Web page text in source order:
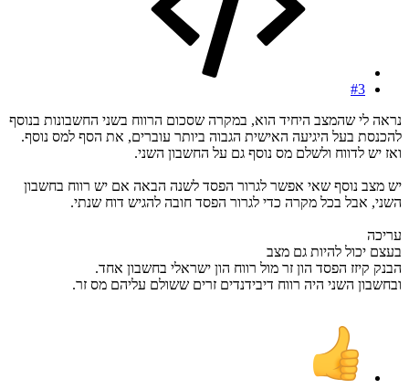
#3
נראה לי שהמצב היחיד הוא, במקרה שסכום הרווח בשני החשבונות בנוסף
להכנסת בעל היגיעה האישית הגבוה ביותר עוברים, את הסף למס נוסף.
ואז יש לדווח ולשלם מס נוסף גם על החשבון השני.
יש מצב נוסף שאי אפשר לגרור הפסד לשנה הבאה אם יש רווח בחשבון
השני, אבל בכל מקרה כדי לגרור הפסד חובה להגיש דוח שנתי.
עריכה
בעצם יכול להיות גם מצב
הבנק קיזז הפסד הון זר מול רווח הון ישראלי בחשבון אחד.
ובחשבון השני היה רווח דיבידנדים זרים ששולם עליהם מס זר.